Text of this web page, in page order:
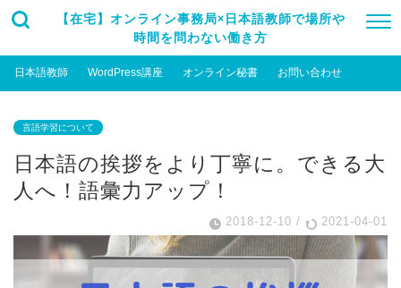
【在宅】オンライン事務局×日本語教師で場所や
時間を問わない働き方
日本語教師 WordPress講座 オンライン秘書 お問い合わせ
言語学習について
日本語の挨拶をより丁寧に。できる大
人へ！語彙力アップ！
2018-12-10 / 2021-04-01